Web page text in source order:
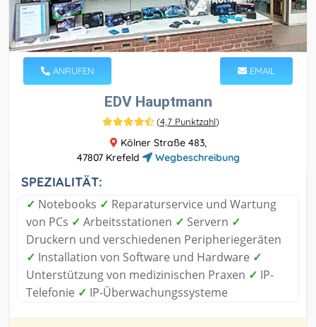
ANRUFEN EMAIL
EDV Hauptmann
(4,7 Punktzahl)
Kölner Straße 483,
47807 Krefeld
Wegbeschreibung
SPEZIALITÄT:
✓ Notebooks ✓ Reparaturservice und Wartung
von PCs ✓ Arbeitsstationen ✓ Servern ✓
Druckern und verschiedenen Peripheriegeräten
✓ Installation von Software und Hardware ✓
Unterstützung von medizinischen Praxen ✓ IP-
Telefonie ✓ IP-Überwachungssysteme